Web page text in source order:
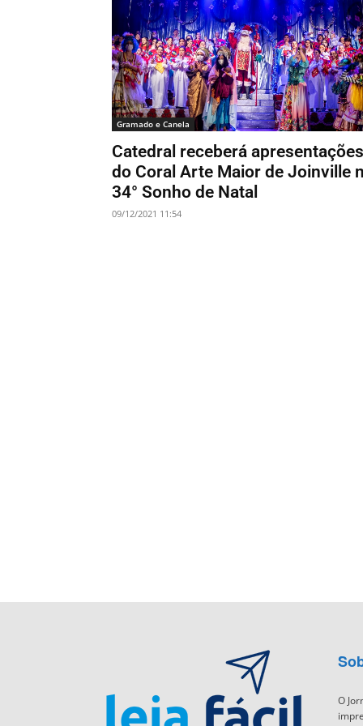
Gramado e Canela
Catedral receberá apresentações
do Coral Arte Maior de Joinville
34° Sonho de Natal
09/12/2021 11:54
O